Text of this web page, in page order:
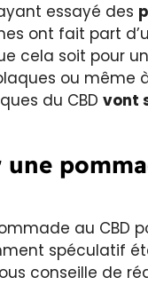
essayé des
ont fait part
cela soit pour
ou
du CBD vont
au CBD
spéculatif
conseille de